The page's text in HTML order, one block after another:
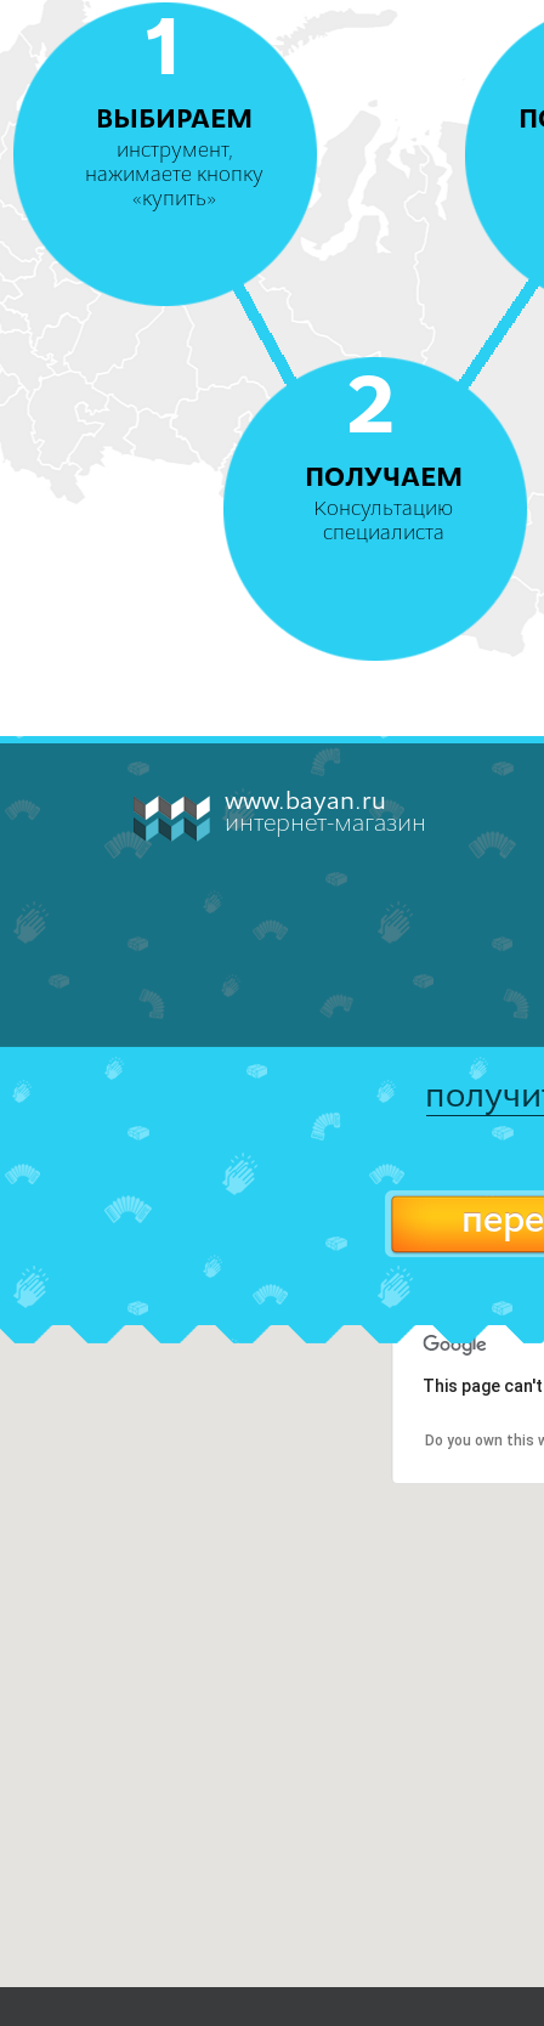
1
ВЫБИРАЕМ
инструмент,
нажимаете кнопку
«купить»
2
ПОЛУЧАЕМ
Консультацию
специалиста
www.bayan.ru
интернет-магазин
This page
Do you own this